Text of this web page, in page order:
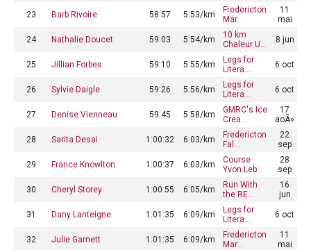
23 Barb Rivoire 58:57 5:53/km
Fredericton
Mar…
11
mai
24 Nathalie Doucet 59:03 5:54/km
10 km
Chaleur U…
8 jun
25 Jillian Forbes 59:10 5:55/km
Legs for
Litera…
6 oct
26 Sylvie Daigle 59:26 5:56/km
Legs for
Litera…
6 oct
27 Denise Vienneau 59:45 5:58/km
GMRC's Ice
Crea…
17
aoÃ»
28 Sarita Desai 1:00:32 6:03/km
Fredericton
Fal…
22
sep
29 France Knowlton 1:00:37 6:03/km
Course
Yvon Leb…
28
sep
30 Cheryl Storey 1:00:55 6:05/km
Run With
the RE…
16
jun
31 Dany Lanteigne 1:01:35 6:09/km
Legs for
Litera…
6 oct
32 Julie Garnett 1:01:35 6:09/km
Fredericton
Mar…
11
mai